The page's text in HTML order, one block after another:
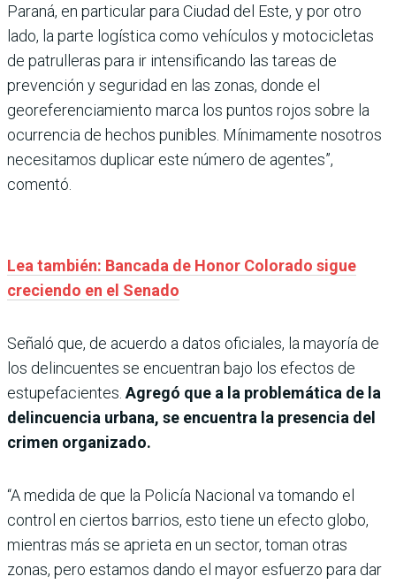
Paraná, en particular para Ciudad del Este, y por otro
lado, la parte logística como vehículos y motocicletas
de patrulleras para ir intensificando las tareas de
prevención y seguridad en las zonas, donde el
georeferenciamiento marca los puntos rojos sobre la
ocurrencia de hechos punibles. Mínimamente nosotros
necesitamos duplicar este número de agentes”,
comentó.
Lea también: Bancada de Honor Colorado sigue
creciendo en el Senado
Señaló que, de acuerdo a datos oficiales, la mayoría de
los delincuentes se encuentran bajo los efectos de
estupefacientes. Agregó que a la problemática de la
delincuencia urbana, se encuentra la presencia del
crimen organizado.
“A medida de que la Policía Nacional va tomando el
control en ciertos barrios, esto tiene un efecto globo,
mientras más se aprieta en un sector, toman otras
zonas, pero estamos dando el mayor esfuerzo para dar